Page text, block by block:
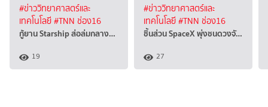
#ข่าววิทยาศาสตร์และ
เทคโนโลยี#TNN ช่อง16
กู้ยาน Starship ส่อล่มกลาง…
19
#ข่าววิทยาศาสตร์และ
เทคโนโลยี#TNN ช่อง16
ชิ้นส่วน SpaceX พุ่งชนดวงจั…
27